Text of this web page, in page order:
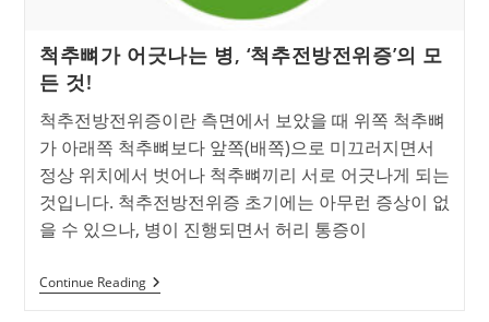
척추뼈가 어긋나는 병, ‘척추전방전위증’의 모
든 것!
척추전방전위증이란 측면에서 보았을 때 위쪽 척추뼈
가 아래쪽 척추뼈보다 앞쪽(배쪽)으로 미끄러지면서
정상 위치에서 벗어나 척추뼈끼리 서로 어긋나게 되는
것입니다. 척추전방전위증 초기에는 아무런 증상이 없
을 수 있으나, 병이 진행되면서 허리 통증이
Continue Reading척
추